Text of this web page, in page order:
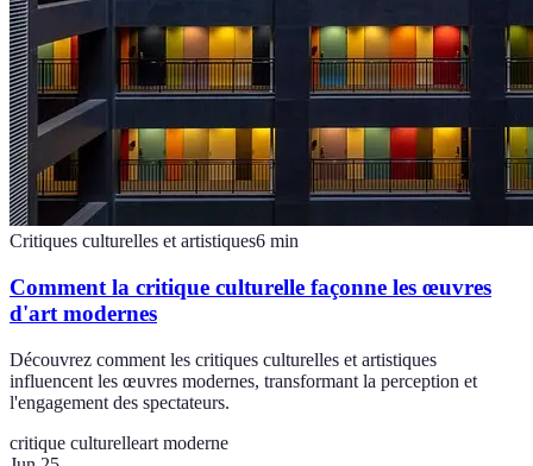
Critiques culturelles et artistiques6 min
Comment la critique culturelle façonne les œuvres
d'art modernes
Découvrez comment les critiques culturelles et artistiques
influencent les œuvres modernes, transformant la perception et
l'engagement des spectateurs.
critique culturelleart moderne